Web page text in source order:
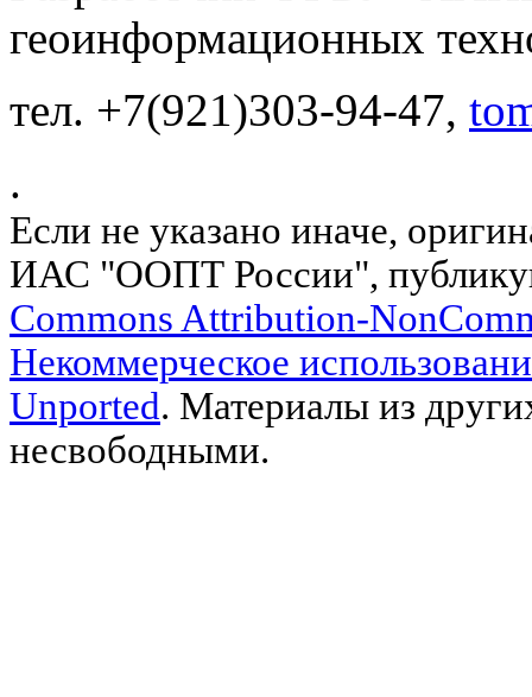
геоинформационных
тел. +7(921)303-94-47,
.
Если не указано иначе,
ИАС "ООПТ России",
Commons Attribution-
Некоммерческое
Unported. Материалы из
несвободными.